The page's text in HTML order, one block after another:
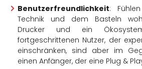
Benutzerfreundlichkeit:
Technik und dem Basteln
Drucker und ein
fortgeschrittenen Nutzer, der
einschränken, sind aber im
einen Anfänger, der eine Plug &